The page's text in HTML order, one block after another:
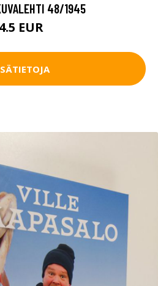
48/1945
4.5 EUR